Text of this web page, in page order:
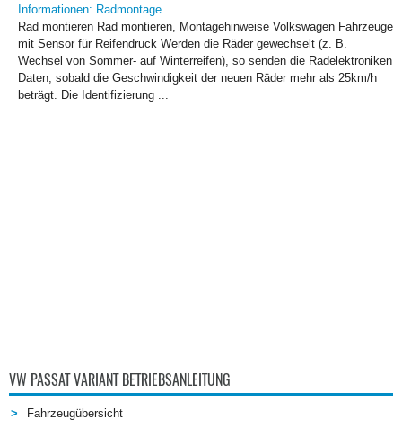
Informationen: Radmontage
Rad montieren Rad montieren, Montagehinweise Volkswagen Fahrzeuge
mit Sensor für Reifendruck Werden die Räder gewechselt (z. B.
Wechsel von Sommer- auf Winterreifen), so senden die Radelektroniken
Daten, sobald die Geschwindigkeit der neuen Räder mehr als 25km/h
beträgt. Die Identifizierung ...
VW PASSAT VARIANT BETRIEBSANLEITUNG
Fahrzeugübersicht